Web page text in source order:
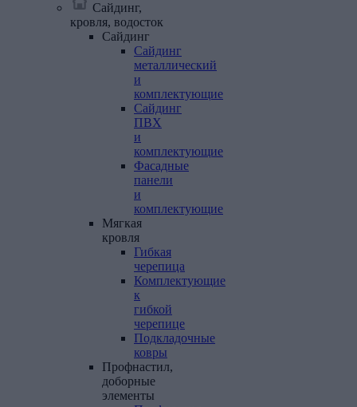
Сайдинг,
кровля, водосток
Сайдинг
Сайдинг
металлический
и
комплектующие
Сайдинг
ПВХ
и
комплектующие
Фасадные
панели
и
комплектующие
Мягкая
кровля
Гибкая
черепица
Комплектующие
к
гибкой
черепице
Подкладочные
ковры
Профнастил,
доборные
элементы